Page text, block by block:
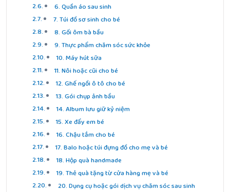
6. Quần áo sau sinh
7. Túi đồ sơ sinh cho bé
8. Gối ôm bà bầu
9. Thực phẩm chăm sóc sức khỏe
10. Máy hút sữa
11. Nôi hoặc cũi cho bé
12. Ghế ngồi ô tô cho bé
13. Gói chụp ảnh bầu
14. Album lưu giữ kỷ niệm
15. Xe đẩy em bé
16. Chậu tắm cho bé
17. Balo hoặc túi đựng đồ cho mẹ và bé
18. Hộp quà handmade
19. Thẻ quà tặng từ cửa hàng mẹ và bé
20. Dụng cụ hoặc gói dịch vụ chăm sóc sau sinh